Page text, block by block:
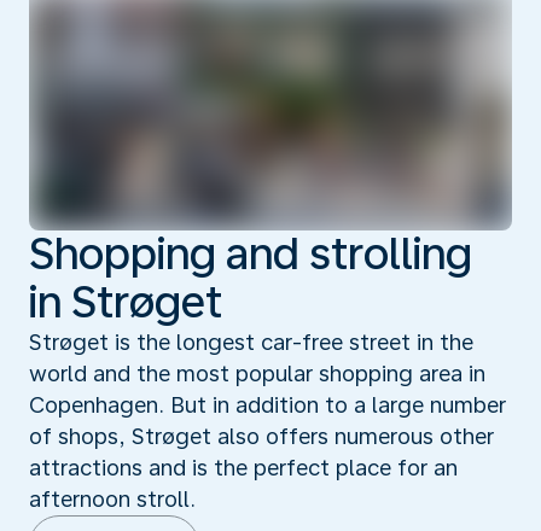
Shopping and strolling
in Strøget
Strøget is the longest car-free street in the
world and the most popular shopping area in
Copenhagen. But in addition to a large number
of shops, Strøget also offers numerous other
attractions and is the perfect place for an
afternoon stroll.